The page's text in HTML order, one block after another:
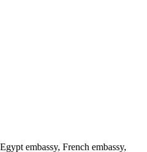
embassy, French embassy,